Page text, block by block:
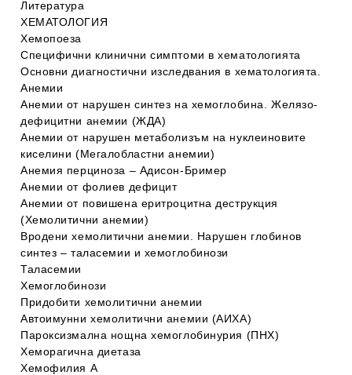
Литература
ХЕМАТОЛОГИЯ
Хемопоеза
Специфични клинични симптоми в хематологията
Основни диагностични изследвания в хематологията.
Анемии
Анемии от нарушен синтез на хемоглобина. Желязо-
дефицитни анемии (ЖДА)
Анемии от нарушен метаболизъм на нуклеиновите
киселини (Мегалобластни анемии)
Анемия перциноза – Адисон-Бример
Анемии от фолиев дефицит
Анемии от повишена еритроцитна деструкция
(Хемолитични анемии)
Вродени хемолитични анемии. Нарушен глобинов
синтез – таласемии и хемоглобинози
Таласемии
Хемоглобинози
Придобити хемолитични анемии
Автоимунни хемолитични анемии (АИХА)
Пароксизмална нощна хемоглобинурия (ПНХ)
Хеморагична диетаза
Хемофилия А